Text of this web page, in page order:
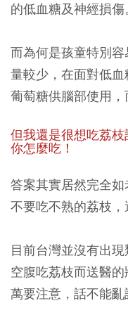
的低血糖及神經損傷
而為何是孩童特別
量較少，在面對低
葡萄糖供腦部使用
但我還是很想吃荔
你怎麼吃！
答案其實居然完全如
不要吃不熟的荔枝，
目前台灣並沒有出
空腹吃荔枝而送醫
萬要注意，話不能亂